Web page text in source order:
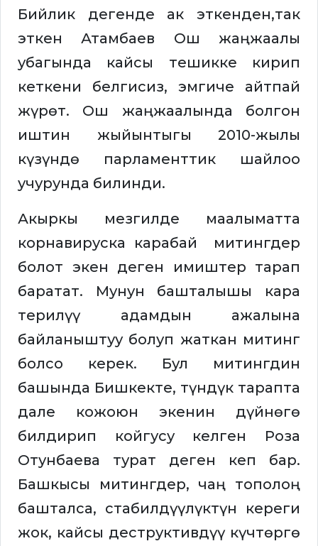
Бийлик дегенде ак эткенден,так
эткен Атамбаев Ош жаңжаалы
убагында кайсы тешикке кирип
кеткени белгисиз, эмгиче айтпай
жүрөт. Ош жаңжаалында болгон
иштин жыйынтыгы 2010-жылы
күзүндө парламенттик шайлоо
учурунда билинди.
Акыркы мезгилде маалыматта
корнавируска карабай митингдер
болот экен деген имиштер тарап
баратат. Мунун башталышы кара
терилүү адамдын ажалына
байланыштуу болуп жаткан митинг
болсо керек. Бул митингдин
башында Бишкекте, түндүк тарапта
дале кожоюн экенин дүйнөгө
билдирип койгусу келген Роза
Отунбаева турат деген кеп бар.
Башкысы митингдер, чаң тополоң
башталса, стабилдүүлүктүн кереги
жок, кайсы деструктивдүү күчтөргө